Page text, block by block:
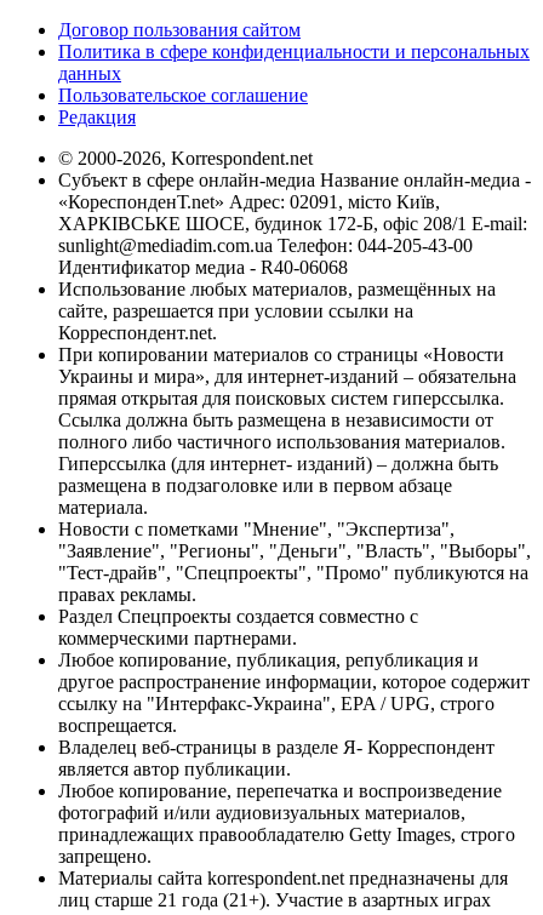
Договор пользования сайтом
Политика в сфере конфиденциальности и персональных
данных
Пользовательское соглашение
Редакция
© 2000-2026, Korrespondent.net
Субъект в сфере онлайн-медиа Название онлайн-медиа -
«КореспонденТ.net» Адрес: 02091, місто Київ,
ХАРКІВСЬКЕ ШОСЕ, будинок 172-Б, офіс 208/1 E-mail:
sunlight@mediadim.com.ua Телефон: 044-205-43-00
Идентификатор медиа - R40-06068
Использование любых материалов, размещённых на
сайте, разрешается при условии ссылки на
Корреспондент.net.
При копировании материалов со страницы «Новости
Украины и мира», для интернет-изданий – обязательна
прямая открытая для поисковых систем гиперссылка.
Ссылка должна быть размещена в независимости от
полного либо частичного использования материалов.
Гиперссылка (для интернет- изданий) – должна быть
размещена в подзаголовке или в первом абзаце
материала.
Новости с пометками "Мнение", "Экспертиза",
"Заявление", "Регионы", "Деньги", "Власть", "Выборы",
"Тест-драйв", "Спецпроекты", "Промо" публикуются на
правах рекламы.
Раздел Спецпроекты создается совместно с
коммерческими партнерами.
Любое копирование, публикация, републикация и
другое распространение информации, которое содержит
ссылку на "Интерфакс-Украина", EPA / UPG, строго
воспрещается.
Владелец веб-страницы в разделе Я- Корреспондент
является автор публикации.
Любое копирование, перепечатка и воспроизведение
фотографий и/или аудиовизуальных материалов,
принадлежащих правообладателю Getty Images, строго
запрещено.
Материалы сайта korrespondent.net предназначены для
лиц старше 21 года (21+). Участие в азартных играх